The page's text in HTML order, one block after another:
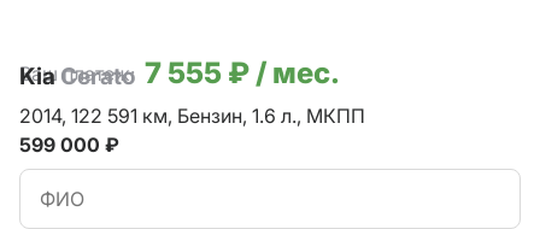
Ваш платеж: 7 555 ₽ / мес.
KiaCerato
2014, 122 591 км, Бензин, 1.6 л., МКПП
599 000 ₽